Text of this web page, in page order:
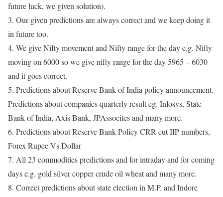
future luck, we given solution).
3. Our given predictions are always correct and we keep doing it
in future too.
4. We give Nifty movement and Nifty range for the day e.g. Nifty
moving on 6000 so we give nifty range for the day 5965 – 6030
and it goes correct.
5. Predictions about Reserve Bank of India policy announcement.
Predictions about companies quarterly result eg. Infosys, State
Bank of India, Axis Bank, JPAssocites and many more.
6. Predictions about Reserve Bank Policy CRR cut IIP numbers,
Forex Rupee Vs Dollar
7. All 23 commodities predictions and for intraday and for coming
days e.g. gold silver copper crude oil wheat and many more.
8. Correct predictions about state election in M.P. and Indore